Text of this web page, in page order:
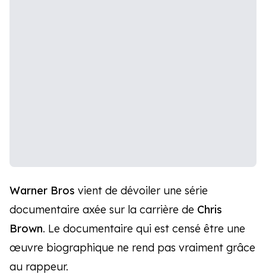
Warner Bros vient de dévoiler une série
documentaire axée sur la carrière de Chris
Brown. Le documentaire qui est censé être une
œuvre biographique ne rend pas vraiment grâce
au rappeur.